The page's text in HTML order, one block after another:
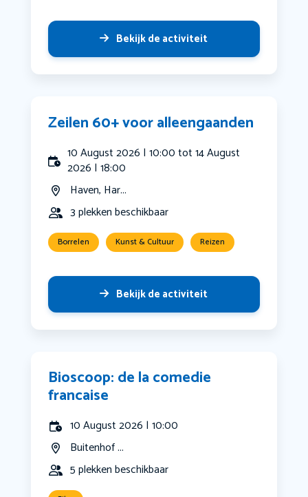
Bekijk de activiteit
Zeilen 60+ voor alleengaanden
10 August 2026 | 10:00 tot 14 August
2026 | 18:00
Haven, Har...
3 plekken beschikbaar
Borrelen Kunst & Cultuur Reizen
Bekijk de activiteit
Bioscoop: de la comedie
francaise
10 August 2026 | 10:00
Buitenhof ...
5 plekken beschikbaar